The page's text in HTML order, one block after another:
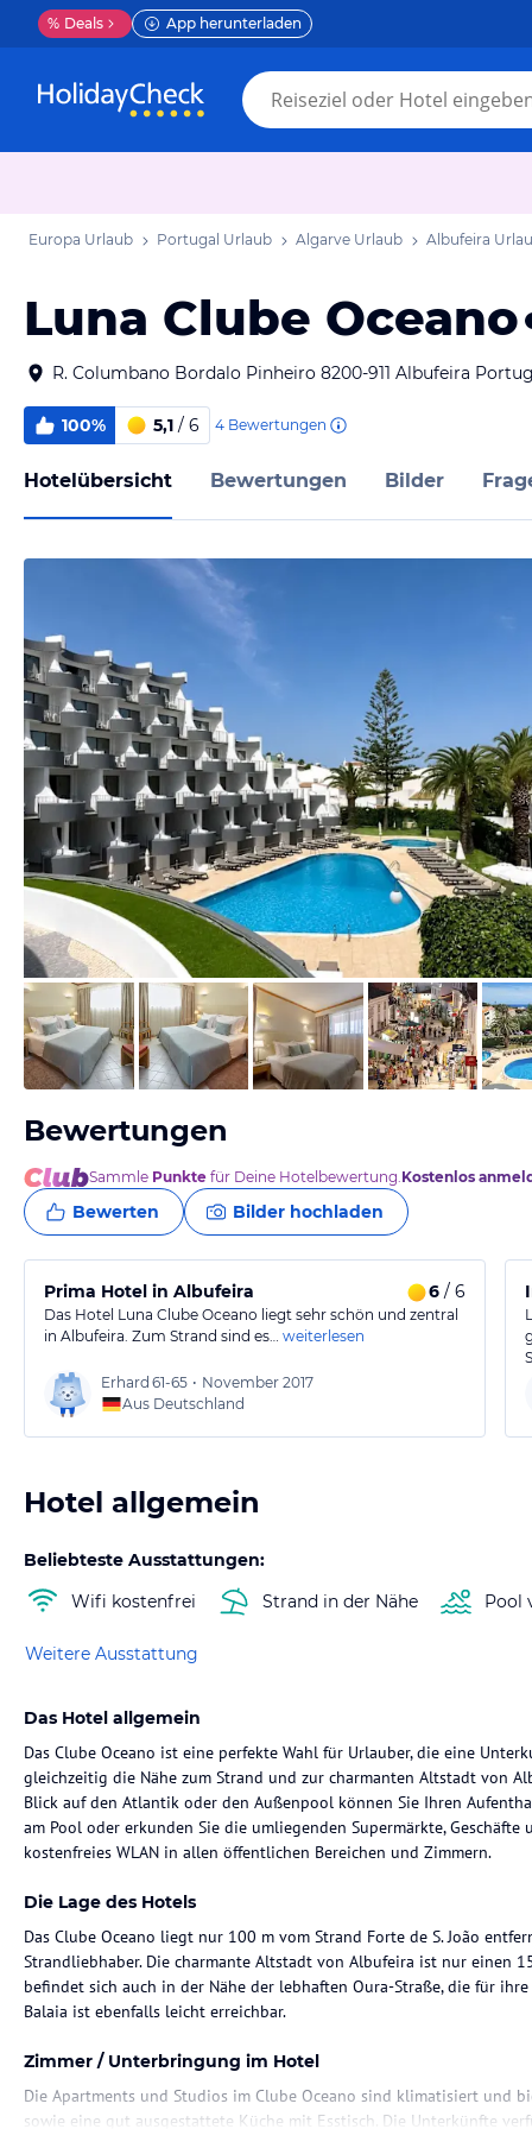
% Deals App herunterladen
Europa Urlaub Portugal Urlaub Algarve Urlaub Albufeira
Luna Clube Oceano
R. Columbano Bordalo Pinheiro 8200-911 Albufeira
100% 5,1 / 6 4 Bewertungen
Hotelübersicht Bewertungen Bilder
von Expedia
Bewertungen
Sammle Punkte für Deine Hotelbewertung.Kostenlos
Bewerten Bilder hochladen
Prima Hotel in Albufeira 6 / 6
Das Hotel Luna Clube Oceano liegt sehr schön und zentral
in Albufeira. Zum Strand sind es… weiterlesen
Erhard 61-65 • November 2017
Aus Deutschland
Hotel allgemein
Beliebteste Ausstattungen:
Wifi kostenfrei
Strand in der Nähe Pool
Weitere Ausstattung
Das Hotel allgemein
Das Clube Oceano ist eine perfekte Wahl für Urlauber, die eine
gleichzeitig die Nähe zum Strand und zur charmanten Altstadt von
Blick auf den Atlantik oder den Außenpool können Sie Ihren
am Pool oder erkunden Sie die umliegenden Supermärkte, Geschäfte
kostenfreies WLAN in allen öffentlichen Bereichen und Zimmern.
Die Lage des Hotels
Das Clube Oceano liegt nur 100 m vom Strand Forte de S. João
Strandliebhaber. Die charmante Altstadt von Albufeira ist nur einen
befindet sich auch in der Nähe der lebhaften Oura-Straße, die für
Balaia ist ebenfalls leicht erreichbar.
Zimmer / Unterbringung im Hotel
Die Apartments und Studios im Clube Oceano sind klimatisiert und
sowie eine gut ausgestattete Küche mit Esstisch. Die Unterkünfte